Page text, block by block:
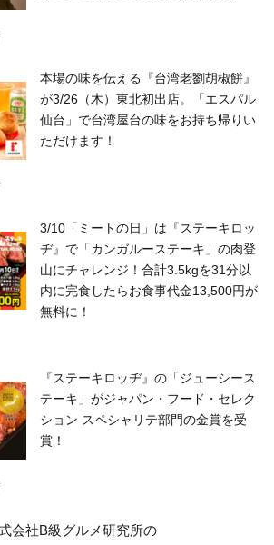
本場の味を伝える『台湾老劉胡椒餅』
が3/26（木）東北初出店。「エスパル
仙台」で台湾屋台の味をお持ち帰りい
ただけます！
3/10「ミートの日」は『ステーキロッ
ヂ』で「カンガルーステーキ」の肉登
山にチャレンジ！合計3.5kgを31分以
内に完食したらお食事代金13,500円が
無料に！
『ステーキロッヂ』の「ジューシース
テーキ」がジャパン・フード・セレク
ション スペシャリテ部門の金賞を受
賞！
会社B級グルメ研究所の